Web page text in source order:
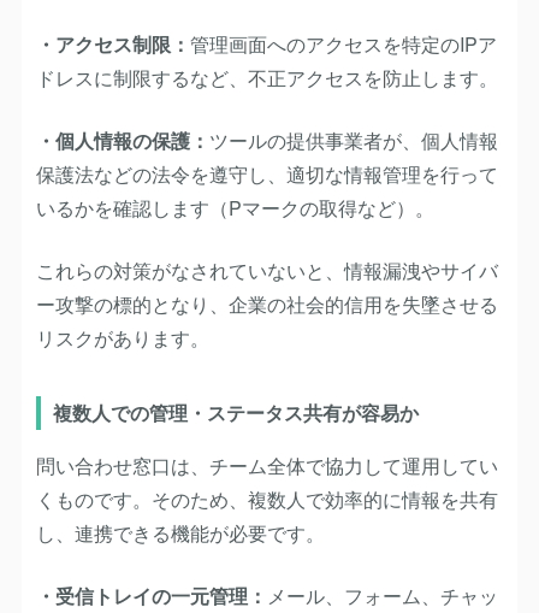
・アクセス制限： 管理画面へのアクセスを特定のIPア
ドレスに制限するなど、不正アクセスを防止します。
・個人情報の保護： ツールの提供事業者が、個人情報
保護法などの法令を遵守し、適切な情報管理を行って
いるかを確認します（Pマークの取得など）。
これらの対策がなされていないと、情報漏洩やサイバ
ー攻撃の標的となり、企業の社会的信用を失墜させる
リスクがあります。
複数人での管理・ステータス共有が容易か
問い合わせ窓口は、チーム全体で協力して運用してい
くものです。そのため、複数人で効率的に情報を共有
し、連携できる機能が必要です。
・受信トレイの一元管理： メール、フォーム、チャッ